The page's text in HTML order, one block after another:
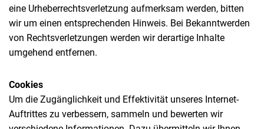
eine Urheberrechtsverletzung aufmerksam werden, bitten
wir um einen entsprechenden Hinweis. Bei Bekanntwerden
von Rechtsverletzungen werden wir derartige Inhalte
umgehend entfernen.
Cookies
Um die Zugänglichkeit und Effektivität unseres Internet-
Auftrittes zu verbessern, sammeln und bewerten wir